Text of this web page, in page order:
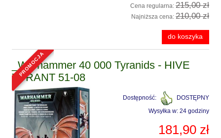
Cena regularna: 215,00 zł
Najniższa cena: 210,00 zł
do koszyka
_Warhammer 40 000 Tyranids - HIVE
TYRANT 51-08
Dostępność:
DOSTĘPNY
Wysyłka w: 24 godziny
181,90 zł
promocja